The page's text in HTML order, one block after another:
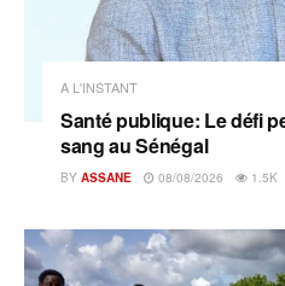
A L'INSTANT
Santé publique: Le défi
sang au Sénégal
BY ASSANE 08/08/2026 1.5K